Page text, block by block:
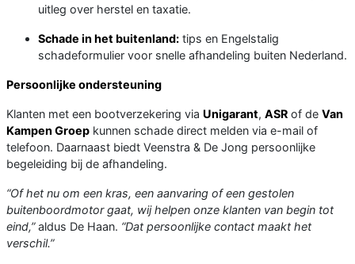
uitleg over herstel en taxatie.
Schade in het buitenland: tips en Engelstalig
schadeformulier voor snelle afhandeling buiten Nederland.
Persoonlijke ondersteuning
Klanten met een bootverzekering via Unigarant, ASR of de Van
Kampen Groep kunnen schade direct melden via e-mail of
telefoon. Daarnaast biedt Veenstra & De Jong persoonlijke
begeleiding bij de afhandeling.
“Of het nu om een kras, een aanvaring of een gestolen
buitenboordmotor gaat, wij helpen onze klanten van begin tot
eind,”aldus De Haan. “Dat persoonlijke contact maakt het
verschil.”